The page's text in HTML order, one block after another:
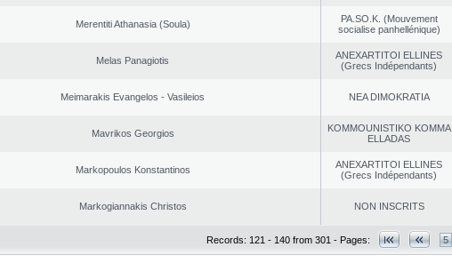
Merentiti Athanasia (Soula)
PA.SO.K. (Mouvement
socialise panhellénique)
Melas Panagiotis
ANEXARTITOI ELLINES
(Grecs Indépendants)
Meimarakis Evangelos - Vasileios NEA DΙMOKRATIA
Mavrikos Georgios
KOMMOUNISTIKO KOMMA
ELLADAS
Markopoulos Konstantinos
ANEXARTITOI ELLINES
(Grecs Indépendants)
Markogiannakis Christos NON INSCRITS
Records: 121 - 140 from 301 - Pages: 5